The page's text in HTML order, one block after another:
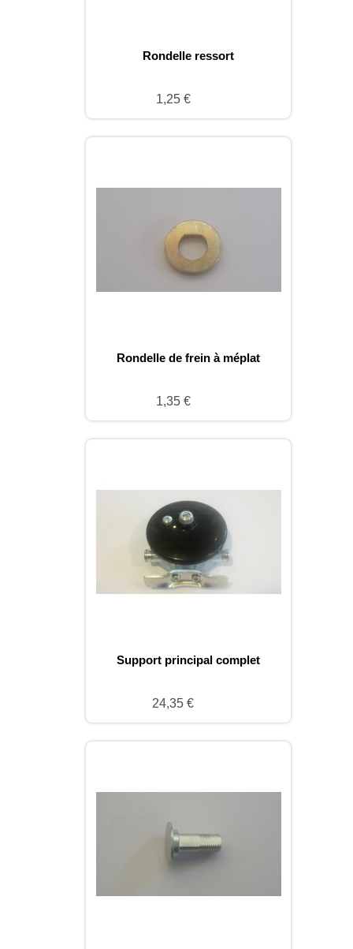
Rondelle ressort
1,25 €
Rondelle de frein à méplat
1,35 €
Support principal complet
24,35 €